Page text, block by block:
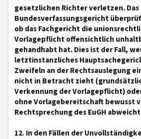
gesetzlichen Richter verletzen. Das
Bundesverfassungsgericht
ob das Fachgericht die
Vorlagepflicht offensichtlich
gehandhabt hat. Dies ist der Fall,
letztinstanzliches
Zweifeln an der Rechtsauslegung
nicht in Betracht zieht
Verkennung der Vorlagepflicht)
ohne Vorlagebereitschaft bewusst
Rechtsprechung des EuGH
12. In den Fällen der